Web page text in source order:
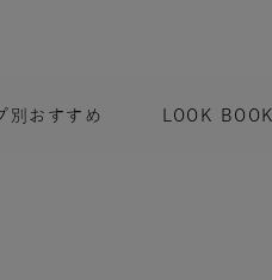
別おすすめ LOOK BOOK